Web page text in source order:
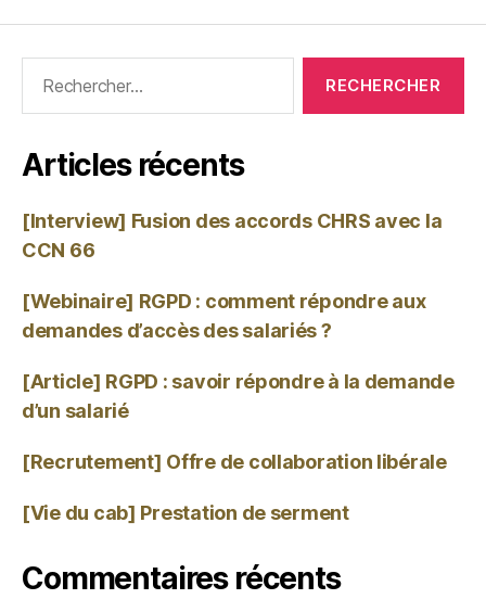
Articles récents
[Interview] Fusion des accords CHRS avec la
CCN 66
[Webinaire] RGPD : comment répondre aux
demandes d’accès des salariés ?
[Article] RGPD : savoir répondre à la demande
d’un salarié
[Recrutement] Offre de collaboration libérale
[Vie du cab] Prestation de serment
Commentaires récents